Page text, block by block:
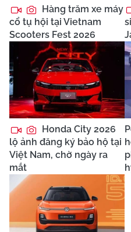
Hàng trăm xe máy
cổ tụ hội tại Vietnam
Scooters Fest 2026
Honda City 2026
lộ ảnh đăng ký bảo hộ tại
Việt Nam, chờ ngày ra
mắt